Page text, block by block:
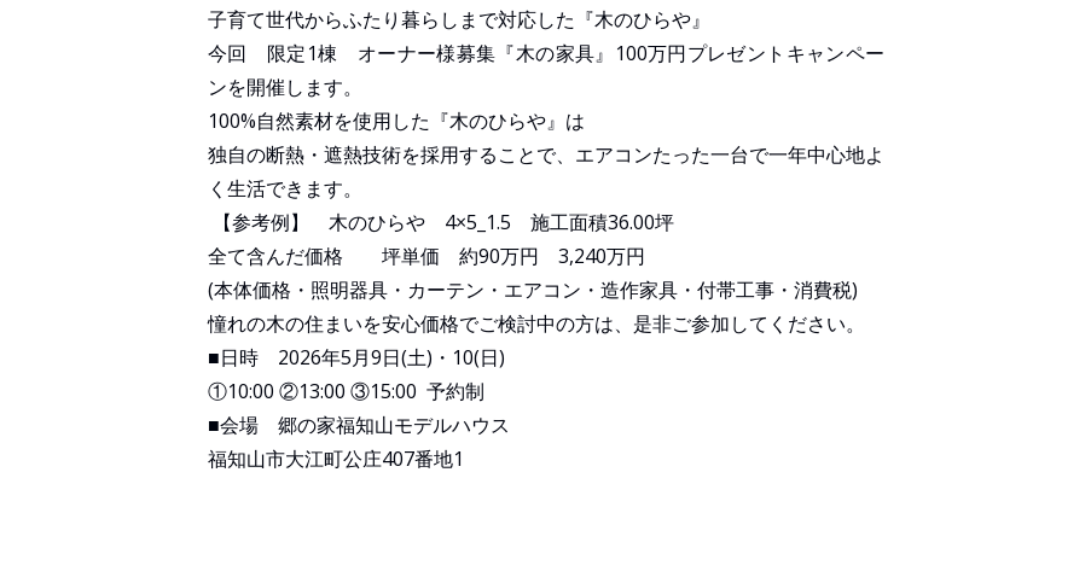
子育て世代からふたり暮らしまで対応した『木のひらや』
今回 限定1棟 オーナー様募集『木の家具』100万円プレゼントキャンペー
ンを開催します。
100%自然素材を使用した『木のひらや』は
独自の断熱・遮熱技術を採用することで、エアコンたった一台で一年中心地よ
く生活できます。
【参考例】 木のひらや 4×5_1.5 施工面積36.00坪
全て含んだ価格 坪単価 約90万円 3,240万円
(本体価格・照明器具・カーテン・エアコン・造作家具・付帯工事・消費税)
憧れの木の住まいを安心価格でご検討中の方は、是非ご参加してください。
■日時 2026年5月9日(土)・10(日)
①10:00 ②13:00 ③15:00 予約制
■会場 郷の家福知山モデルハウス
福知山市大江町公庄407番地1